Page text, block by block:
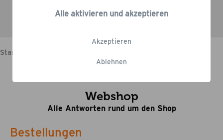
Startseite
Webshop
Alle Antworten rund um den Shop
Bestellungen
Ablehnen
Akzeptieren
Alle aktivieren und akzeptieren